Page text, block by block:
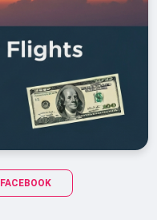
FACEBOOK